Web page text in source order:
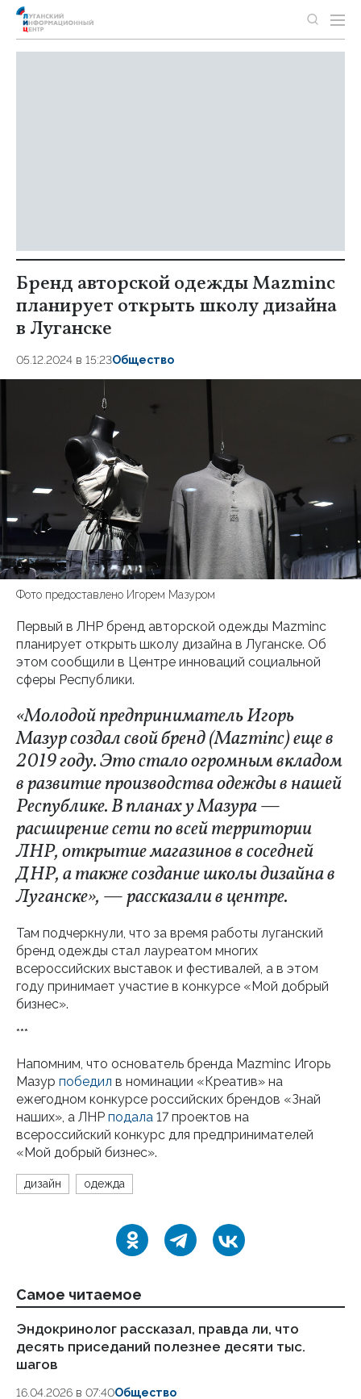
Бренд авторской одежды Mazminc
планирует открыть школу дизайна
в Луганске
05.12.2024 в 15:23Общество
Фото предоставлено Игорем Мазуром
Первый в ЛНР бренд авторской одежды Mazminc
планирует открыть школу дизайна в Луганске. Об
этом сообщили в Центре инноваций социальной
сферы Республики.
«Молодой предприниматель Игорь
Мазур создал свой бренд (Mazminc) еще в
2019 году. Это стало огромным вкладом
в развитие производства одежды в нашей
Республике. В планах у Мазура —
расширение сети по всей территории
ЛНР, открытие магазинов в соседней
ДНР, а также создание школы дизайна в
Луганске», — рассказали в центре.
Там подчеркнули, что за время работы луганский
бренд одежды стал лауреатом многих
всероссийских выставок и фестивалей, а в этом
году принимает участие в конкурсе «Мой добрый
бизнес».
***
Напомним, что основатель бренда Mazminc Игорь
Мазур победил в номинации «Креатив» на
ежегодном конкурсе российских брендов «Знай
наших», а ЛНР подала 17 проектов на
всероссийский конкурс для предпринимателей
«Мой добрый бизнес».
дизайн одежда
Самое читаемое
Эндокринолог рассказал, правда ли, что
десять приседаний полезнее десяти тыс.
шагов
16.04.2026 в 07:40Общество